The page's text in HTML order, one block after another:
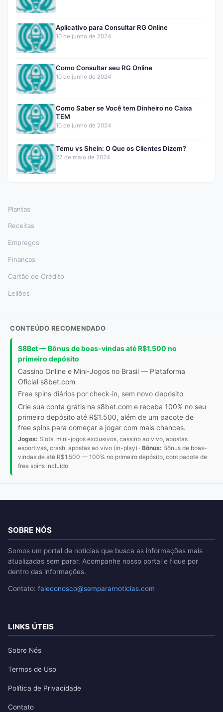
Aplicativo para Consultar RG Online
10 de junho de 2024
Como Consultar seu RG Online
10 de junho de 2024
Como Saber se Você tem Dinheiro no Caixa
TEM
10 de junho de 2024
Temu vs Shein: O Que os Clientes Dizem?
27 de maio de 2024
Plantas
Receitas
Empregos
Finanças
Cartão de Crédito
Leilões
CONTEÚDO RECOMENDADO
S8Bet — Bônus de boas-vindas até R$1.500 no
primeiro depósito
Cassino Online e Mini-Jogos no Brasil — Plataforma
Oficial s8bet.com
Free spins diários por check-in, sem novo depósito
Crie sua conta grátis na s8bet.com e receba 100% no seu
primeiro depósito até R$1.500, além de um pacote de
free spins para começar a jogar com mais chances.
Jogos: Slots, mini-jogos exclusivos, cassino ao vivo, apostas
esportivas, crash, apostas ao vivo (in-play) · Bônus: Bônus de boas-
vindas de até R$1.500 — 100% no primeiro depósito, com pacote de
free spins incluído
SOBRE NÓS
Somos um portal de notícias que busca as informações mais
atualizadas sem parar. Acompanhe nosso portal e fique por
dentro das informações.
Contato: faleconosco@sempararnoticias.com
LINKS ÚTEIS
Sobre Nós
Termos de Uso
Política de Privacidade
Contato